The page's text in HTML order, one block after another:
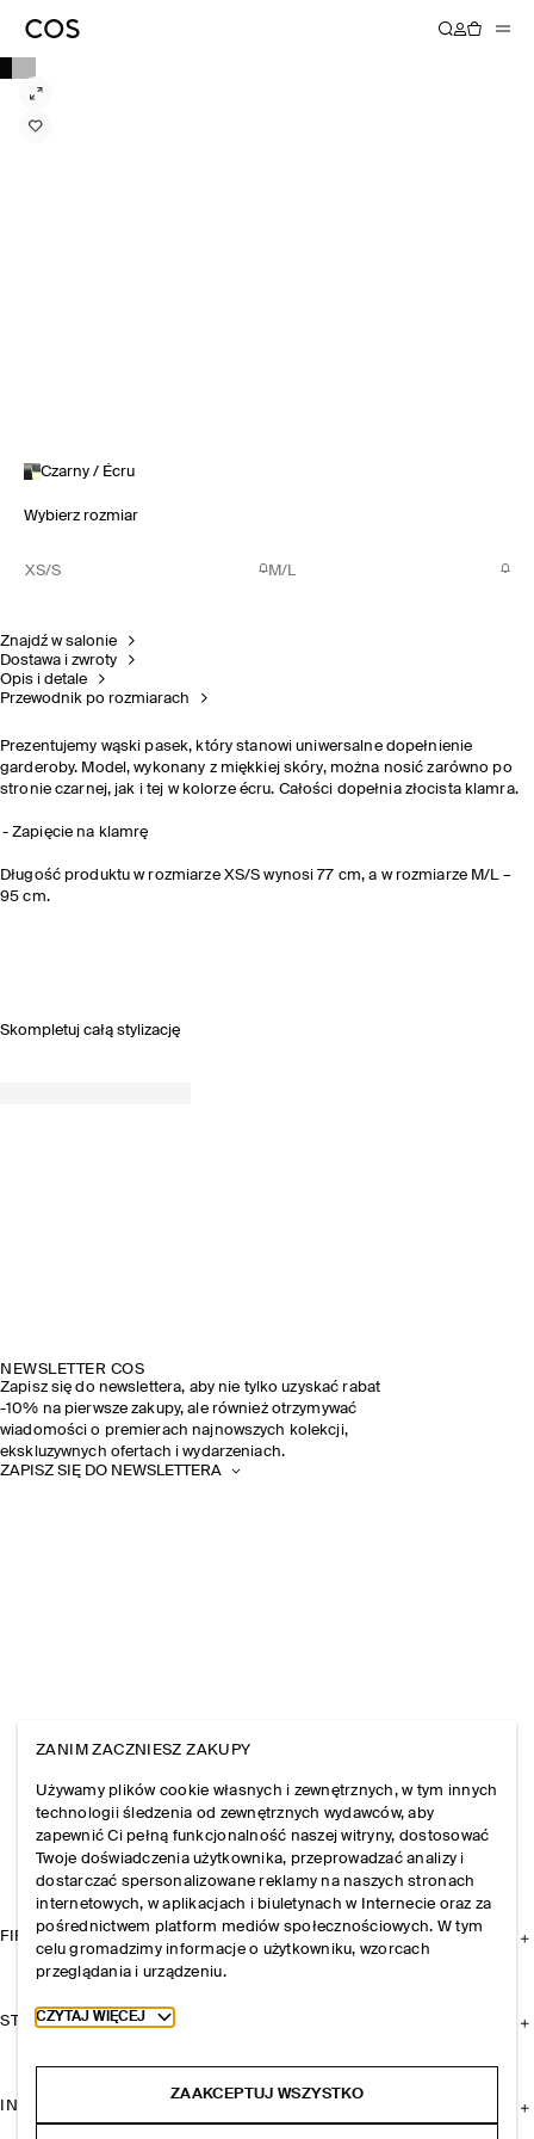
Czarny / Écru
Wybierz rozmiar
XS/S M/L
Znajdź w salonie
Dostawa i zwroty
Opis i detale
Przewodnik po rozmiarach
Prezentujemy wąski pasek, który stanowi uniwersalne dopełnienie
garderoby. Model, wykonany z miękkiej skóry, można nosić zarówno po
stronie czarnej, jak i tej w kolorze écru. Całości dopełnia złocista klamra.
Zapięcie na klamrę
Długość produktu w rozmiarze XS/S wynosi 77 cm, a w rozmiarze M/L –
95 cm.
Skompletuj całą stylizację
NEWSLETTER COS
Zapisz się do newslettera, aby nie tylko uzyskać rabat
-10% na pierwsze zakupy, ale również otrzymywać
wiadomości o premierach najnowszych kolekcji,
ekskluzywnych ofertach i wydarzeniach.
ZAPISZ SIĘ DO NEWSLETTERA
FIRMA
STREFA KLIENTA
INFORMACJE I REGULAMINY
ZANIM ZACZNIESZ ZAKUPY
Używamy plików cookie własnych i zewnętrznych, w tym innych
technologii śledzenia od zewnętrznych wydawców, aby
zapewnić Ci pełną funkcjonalność naszej witryny, dostosować
Twoje doświadczenia użytkownika, przeprowadzać analizy i
dostarczać spersonalizowane reklamy na naszych stronach
internetowych, w aplikacjach i biuletynach w Internecie oraz za
pośrednictwem platform mediów społecznościowych. W tym
celu gromadzimy informacje o użytkowniku, wzorcach
przeglądania i urządzeniu.
Toggle more cookie information
CZYTAJ WIĘCEJ
ZAAKCEPTUJ WSZYSTKO